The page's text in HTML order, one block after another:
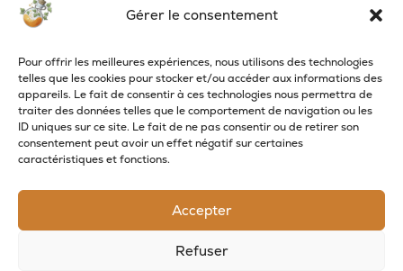
Gérer le consentement
Pour offrir les meilleures expériences, nous utilisons des technologies
telles que les cookies pour stocker et/ou accéder aux informations des
appareils. Le fait de consentir à ces technologies nous permettra de
traiter des données telles que le comportement de navigation ou les
ID uniques sur ce site. Le fait de ne pas consentir ou de retirer son
consentement peut avoir un effet négatif sur certaines
caractéristiques et fonctions.
Accepter
Refuser
Accéder à la boutique